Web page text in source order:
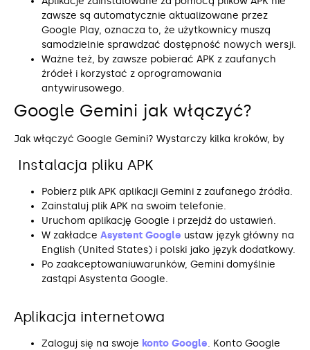
zawsze są automatycznie aktualizowane przez
Google Play, oznacza to, że użytkownicy muszą
samodzielnie sprawdzać dostępność nowych wersji.
Ważne też, by zawsze pobierać APK z zaufanych
źródeł i korzystać z oprogramowania
antywirusowego.
Google Gemini jak włączyć?
Jak włączyć Google Gemini? Wystarczy kilka kroków, by
Instalacja pliku APK
Pobierz plik APK aplikacji Gemini z zaufanego źródła.
Zainstaluj plik APK na swoim telefonie.
Uruchom aplikację Google i przejdź do ustawień.
W zakładce Asystent Google ustaw język główny na
English (United States) i polski jako język dodatkowy.
Po zaakceptowaniuwarunków, Gemini domyślnie
zastąpi Asystenta Google.
Aplikacja internetowa
Zaloguj się na swoje konto Google. Konto Google